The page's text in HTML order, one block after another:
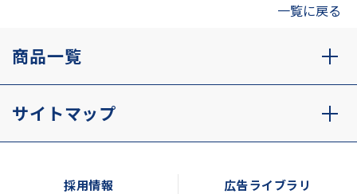
一覧に戻る
商品一覧
サイトマップ
採用情報 広告ライブラリ